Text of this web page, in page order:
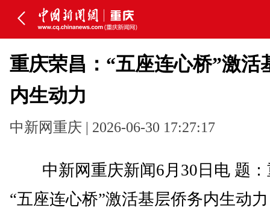
重庆荣昌：“五座连心桥”激活
内生动力
中新网重庆 | 2026-06-30 17:27:17
中新网重庆新闻6月30日电 题：
“五座连心桥”激活基层侨务内生动力